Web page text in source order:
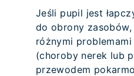
Jeśli pupil jest
do obrony
różnymi
(choroby nerek lub
przewodem